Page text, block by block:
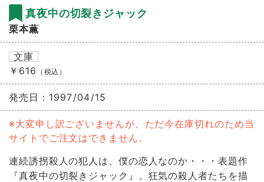
真夜中の切裂きジャック
栗本薫
文庫
￥616 （税込）
発売日： 1997/04/15
※大変申し訳ございませんが、ただ今在庫切れのため当
サイトでご注文はできません。
連続誘拐殺人の犯人は、僕の恋人なのか・・・表題作
『真夜中の切裂きジャック』。狂気の殺人者たちを描